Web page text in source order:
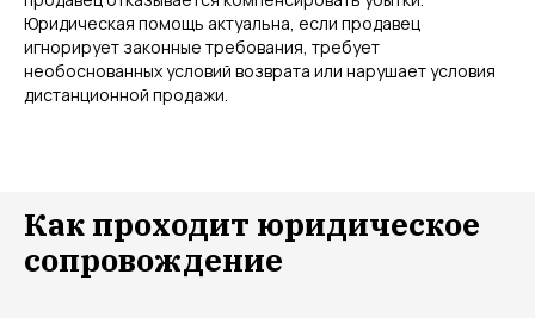
Юридическая помощь актуальна, если продавец
игнорирует законные требования, требует
необоснованных условий возврата или нарушает условия
дистанционной продажи.
Как проходит юридическое
сопровождение